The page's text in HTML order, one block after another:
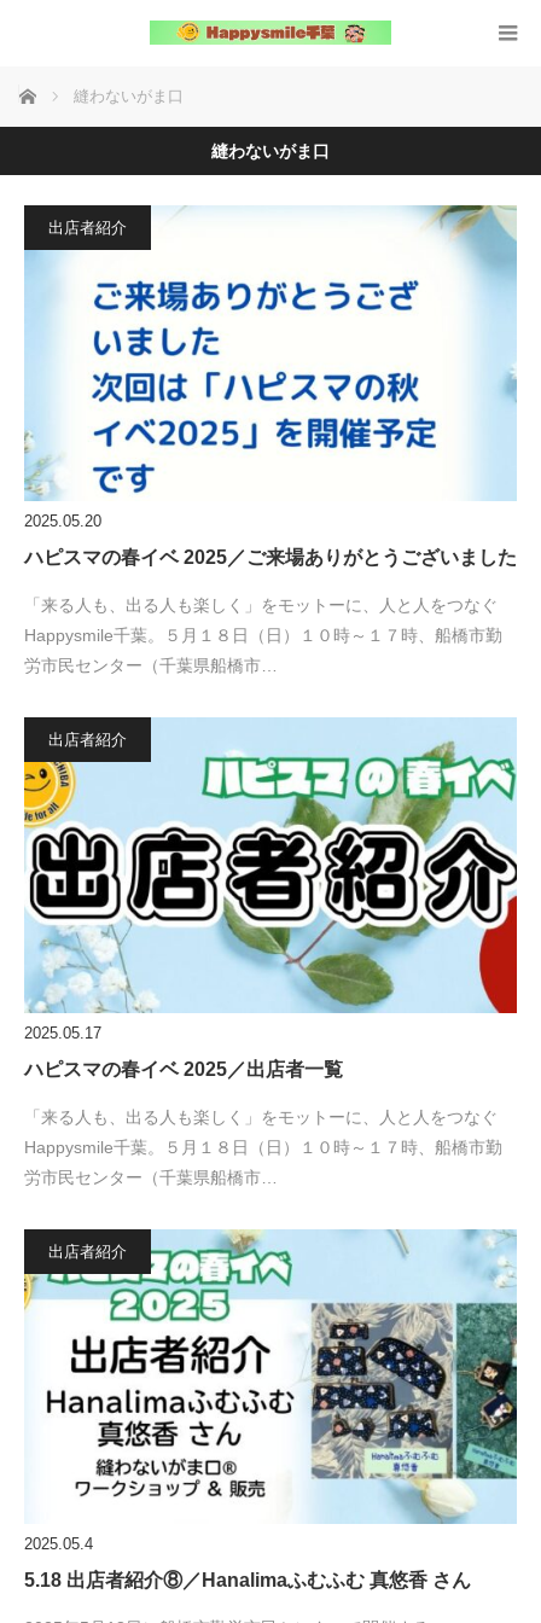
ホーム 縫わないがま口
縫わないがま口
出店者紹介
2025.05.20
ハピスマの春イベ 2025／ご来場ありがとうございました
「来る人も、出る人も楽しく」をモットーに、人と人をつなぐ
Happysmile千葉。５月１８日（日）１０時～１７時、船橋市勤
労市民センター（千葉県船橋市…
出店者紹介
2025.05.17
ハピスマの春イベ 2025／出店者一覧
「来る人も、出る人も楽しく」をモットーに、人と人をつなぐ
Happysmile千葉。５月１８日（日）１０時～１７時、船橋市勤
労市民センター（千葉県船橋市…
出店者紹介
2025.05.4
5.18 出店者紹介⑧／Hanalimaふむふむ 真悠香 さん